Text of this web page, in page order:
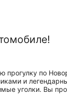
прогулку по
и
уголки. Вы